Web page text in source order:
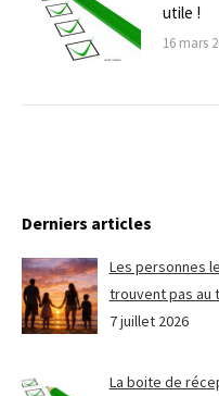
utile !
16 mars
Derniers articles
Les personnes
trouvent pas au
7 juillet 2026
La boite de